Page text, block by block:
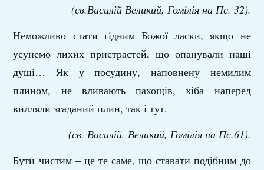
(св.Василій Великий, Гомілія на Пс. 32).
Неможливо стати гідним Божої ласки, якщо не
усунемо лихих пристрастей, що опанували наші
душі… Як у посудину, наповнену немилим
плином, не вливають пахощів, хіба наперед
вилляли згаданий плин, так і тут.
(св. Василій, Великий, Гомілія на Пс.61).
Бути чистим – це те саме, що ставати подібним до